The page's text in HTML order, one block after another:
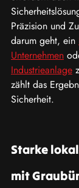
Präzision und
darum geht, ein
Unternehmen
Industrieanlage
zählt das
Sicherheit.
Starke
mit